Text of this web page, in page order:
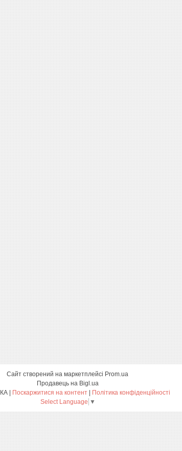
Сайт створений на маркетплейсі Prom.ua
Продавець на Bigl.ua
МОТОТЕХНІКА | Поскаржитися на контент | Політика конфіденційності
Select Language ▼